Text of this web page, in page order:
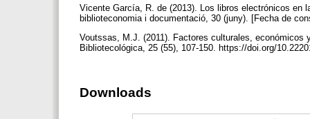
Vicente García, R. de (2013). Los libros electrónicos
biblioteconomia i documentació, 30 (juny). [Fecha de
Voutssas, M.J. (2011). Factores culturales,
Bibliotecológica, 25 (55), 107-150. https://doi.org/
Downloads